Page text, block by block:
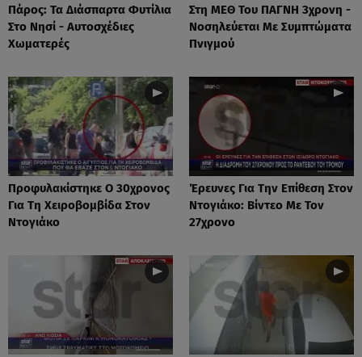
Πάρος: Τα Διάσπαρτα Φυτίλια
Στο Νησί - Αυτοσχέδιες
Χωματερές
Στη ΜΕΘ Του ΠΑΓΝΗ 3χρονη -
Νοσηλεύεται Με Συμπτώματα
Πνιγμού
Προφυλακίστηκε Ο 30χρονος
Για Τη Χειροβομβίδα Στον
Ντογιάκο
Έρευνες Για Την Επίθεση Στον
Ντογιάκο: Βίντεο Με Τον
27χρονο